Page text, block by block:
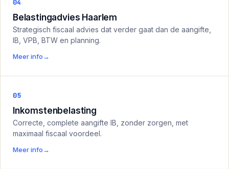
04
Belastingadvies Haarlem
Strategisch fiscaal advies dat verder gaat dan de aangifte,
IB, VPB, BTW en planning.
Meer info→
05
Inkomstenbelasting
Correcte, complete aangifte IB, zonder zorgen, met
maximaal fiscaal voordeel.
Meer info→